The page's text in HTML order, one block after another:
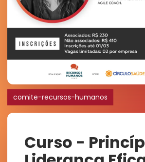
comite-recursos-humanos
Curso -